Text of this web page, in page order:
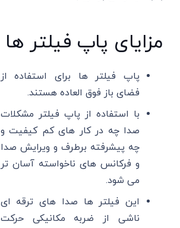
مزایای پاپ فیلتر ها
پاپ فیلتر ها برای استفاده از
فضای باز فوق العاده هستند.
با استفاده از پاپ فیلتر مشکلات
صدا چه در کار های کم کیفیت و
چه پیشرفته برطرف و ویرایش صدا
و فرکانس های ناخواسته آسان تر
می شود.
این فیلتر ها صدا های ترقه ای
ناشی از ضربه مکانیکی حرکت